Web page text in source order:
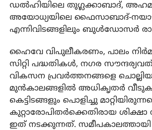
ഡല്‍ഹിയിലെ തുഗ്ലക്കാബാദ്,
അയോധ്യയിലെ ഫൈസാബാദ്-
എന്നിവിടങ്ങളിലും ബുള്‍ഡോസര്‍
ഹൈവേ വിപുലീകരണം, പാലം
സിറ്റി പദ്ധതികള്‍, നഗര
വികസന പ്രവര്‍ത്തനങ്ങളെ
മുന്‍കാലങ്ങളില്‍ അധികൃതര്‍
കെട്ടിടങ്ങളും പൊളിച്ചു
കുറ്റാരോപിതര്‍ക്കെതിരായ
ഇത് നടക്കുന്നത്.